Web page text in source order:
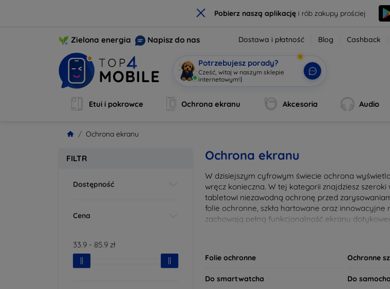
× Pobierz naszą aplikacjęi rób zakupy prościej
Zielona energia Napisz do nas Dostawa i płatność Blog Cashback
Potrzebujesz porady?
Cześć, witaj w naszym sklepie
internetowym!|
Etui i pokrowce Ochrona ekranu Akcesoria Audio
Ochrona ekranu
FILTR
Dostępność
Cena
33.9 - 85.9 zł
Ochrona ekranu
W dzisiejszym cyfrowym świecie ochrona
wręcz konieczna. W tej kategorii znajdziesz
tabletowi niezawodną ochronę przed
folie ochronne, szkła hartowane oraz
zachowają pełną funkcjonalność ekranu
dziś i wybierz idealną ochronę, która spełni Twoje
Folie ochronne Ochronne
Do smartwatcha Do